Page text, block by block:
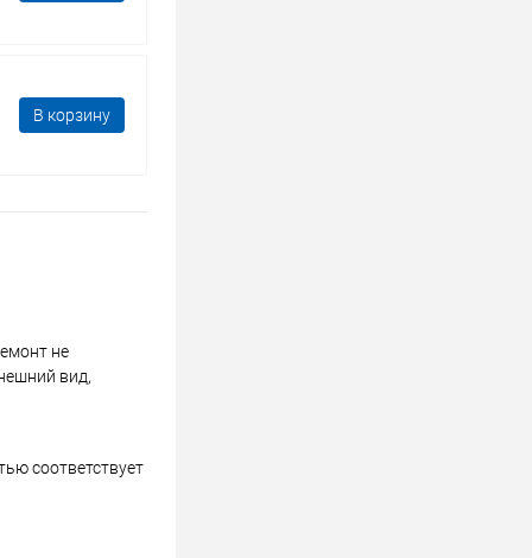
В корзину
не
вид,
соответствует